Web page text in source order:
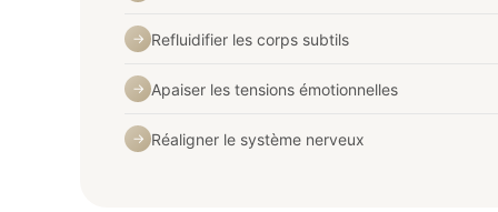
→ Refluidifier les corps subtils
→ Apaiser les tensions émotionnelles
→ Réaligner le système nerveux